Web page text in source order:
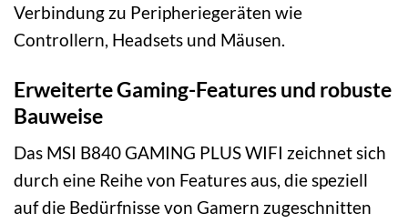
Verbindung zu Peripheriegeräten wie
Controllern, Headsets und Mäusen.
Erweiterte Gaming-Features und robuste
Bauweise
Das MSI B840 GAMING PLUS WIFI zeichnet sich
durch eine Reihe von Features aus, die speziell
auf die Bedürfnisse von Gamern zugeschnitten